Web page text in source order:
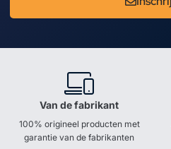
Van de fabrikant
100% origineel producten met
garantie van de fabrikanten